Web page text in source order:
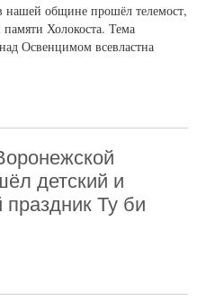
нашей общине прошёл телемост,
Холокоста. Тема
Освенцимом всевластна
детский и
Ту би